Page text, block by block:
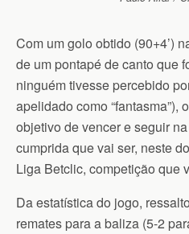
Com um golo obtido (90+4’)
de um pontapé de canto que
ninguém tivesse percebido
apelidado como “fantasma”),
objetivo de vencer e seguir
cumprida que vai ser, neste
Liga Betclic, competição que
Da estatística do jogo,
remates para a baliza (5-2